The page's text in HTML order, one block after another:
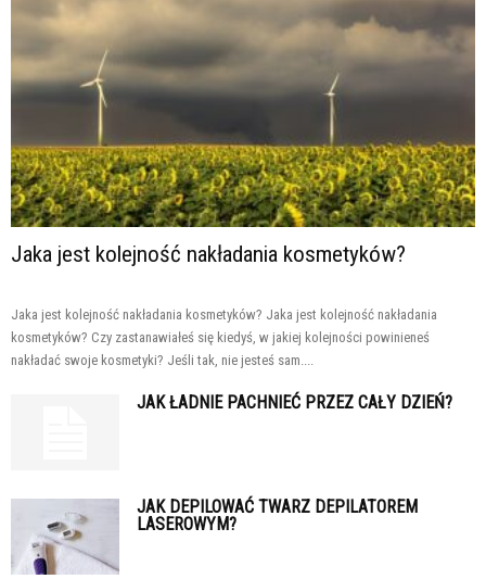
Jaka jest kolejność nakładania kosmetyków?
Jaka jest kolejność nakładania kosmetyków? Jaka jest kolejność nakładania
kosmetyków? Czy zastanawiałeś się kiedyś, w jakiej kolejności powinieneś
nakładać swoje kosmetyki? Jeśli tak, nie jesteś sam....
JAK ŁADNIE PACHNIEĆ PRZEZ CAŁY DZIEŃ?
JAK DEPILOWAĆ TWARZ DEPILATOREM
LASEROWYM?